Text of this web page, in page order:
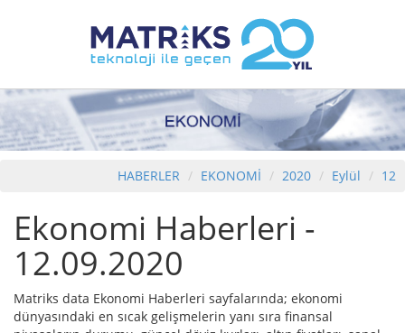
HABERLER EKONOMİ 2020 Eylül 12
Ekonomi Haberleri -
12.09.2020
Matriks data Ekonomi Haberleri sayfalarında; ekonomi
dünyasındaki en sıcak gelişmelerin yanı sıra finansal